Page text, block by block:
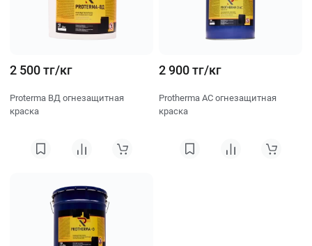
2 500 тг/кг
Proterma ВД огнезащитная
краска
2 900 тг/кг
Protherma AC огнезащитная
краска